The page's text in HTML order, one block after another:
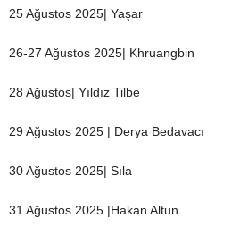
25 Ağustos 2025| Yaşar
26-27 Ağustos 2025| Khruangbin
28 Ağustos| Yıldız Tilbe
29 Ağustos 2025 | Derya Bedavacı
30 Ağustos 2025| Sıla
31 Ağustos 2025 |Hakan Altun